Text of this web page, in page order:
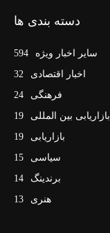
دسته بندی ها
سایر اخبار ویژه
594
اخبار اقتصادی
32
فرهنگی
24
بازاریابی بین المللی
19
بازاریابی
19
سیاسی
15
برندینگ
14
هنری
13